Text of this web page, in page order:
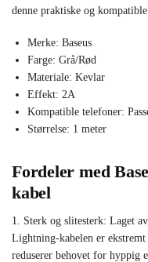
denne praktiske og kompatible
Merke: Baseus
Farge: Grå/Rød
Materiale: Kevlar
Effekt: 2A
Kompatible telefoner:
Størrelse: 1 meter
Fordeler med
kabel
1. Sterk og slitesterk: Laget
Lightning-kabelen er
reduserer behovet for hyppig